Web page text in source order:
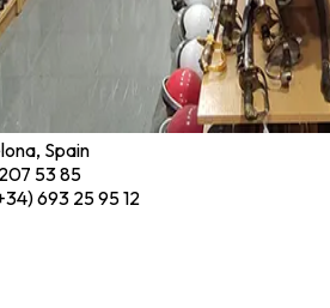
Spain
53 85
693 25 95 12